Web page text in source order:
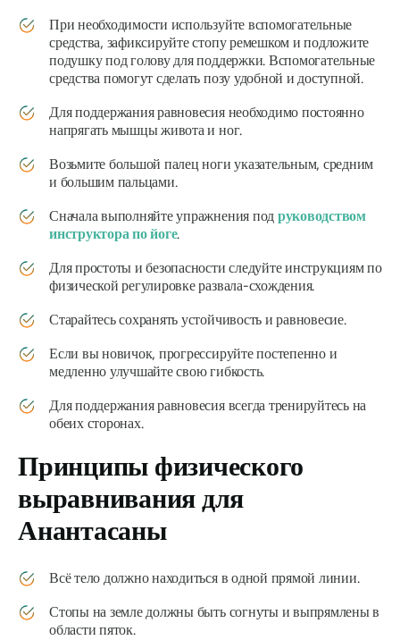
При необходимости используйте вспомогательные
средства, зафиксируйте стопу ремешком и подложите
подушку под голову для поддержки. Вспомогательные
средства помогут сделать позу удобной и доступной.
Для поддержания равновесия необходимо постоянно
напрягать мышцы живота и ног.
Возьмите большой палец ноги указательным, средним
и большим пальцами.
Сначала выполняйте упражнения под руководством
инструктора по йоге.
Для простоты и безопасности следуйте инструкциям по
физической регулировке развала-схождения.
Старайтесь сохранять устойчивость и равновесие.
Если вы новичок, прогрессируйте постепенно и
медленно улучшайте свою гибкость.
Для поддержания равновесия всегда тренируйтесь на
обеих сторонах.
Принципы физического
выравнивания для
Анантасаны
Всё тело должно находиться в одной прямой линии.
Стопы на земле должны быть согнуты и выпрямлены в
области пяток.